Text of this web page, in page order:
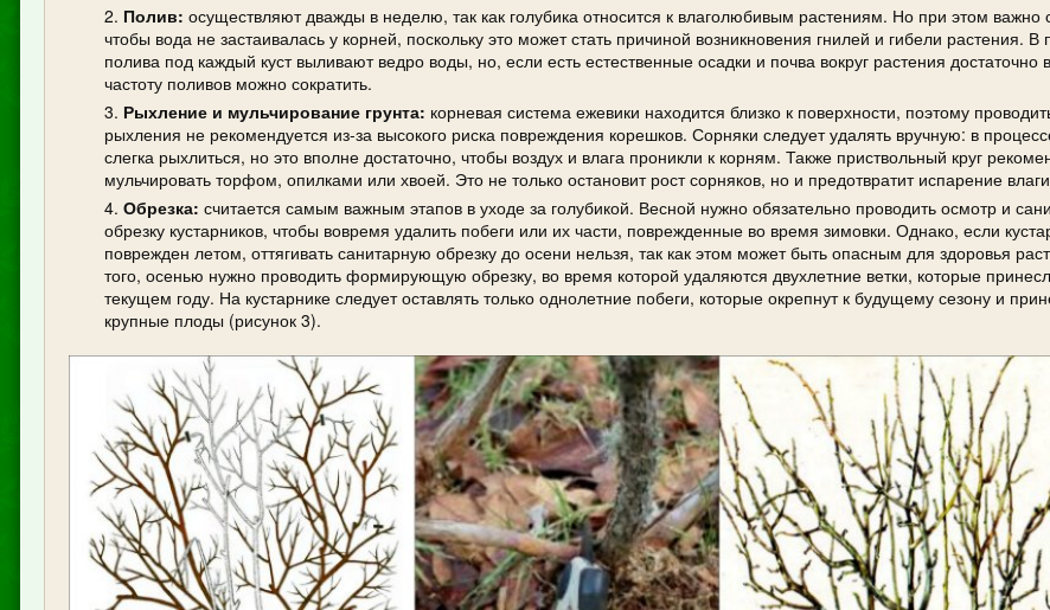
Полив: осуществляют дважды в неделю, так как голубика относится к влаголюбивым растениям. Но при этом важно
чтобы вода не застаивалась у корней, поскольку это может стать причиной возникновения гнилей и гибели растения. В
полива под каждый куст выливают ведро воды, но, если есть естественные осадки и почва вокруг растения достаточно
частоту поливов можно сократить.
Рыхление и мульчирование грунта: корневая система ежевики находится близко к поверхности, поэтому
рыхления не рекомендуется из-за высокого риска повреждения корешков. Сорняки следует удалять вручную: в
слегка рыхлиться, но это вполне достаточно, чтобы воздух и влага проникли к корням. Также приствольный круг
мульчировать торфом, опилками или хвоей. Это не только остановит рост сорняков, но и предотвратит испарение
Обрезка: считается самым важным этапов в уходе за голубикой. Весной нужно обязательно проводить осмотр и
обрезку кустарников, чтобы вовремя удалить побеги или их части, поврежденные во время зимовки. Однако, если
поврежден летом, оттягивать санитарную обрезку до осени нельзя, так как этом может быть опасным для здоровья
того, осенью нужно проводить формирующую обрезку, во время которой удаляются двухлетние ветки, которые
текущем году. На кустарнике следует оставлять только однолетние побеги, которые окрепнут к будущему сезону и
крупные плоды (рисунок 3).